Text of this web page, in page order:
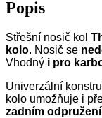
Popis
Střešní nosič kol
kolo. Nosič se
Vhodný i pro
Univerzální
kolo umožňuje i
zadním